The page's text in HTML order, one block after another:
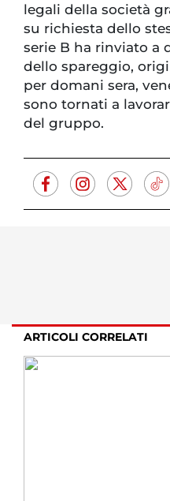
legali della società
su richiesta dello
serie B ha rinviato a
dello spareggio,
per domani sera,
sono tornati a
del gruppo.
ARTICOLI CORRELATI